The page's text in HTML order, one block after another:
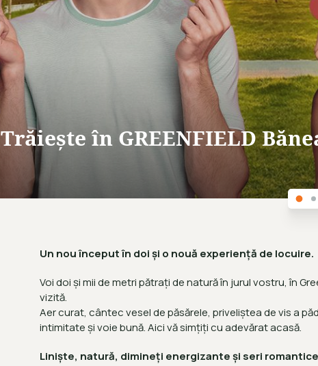
Trăiește în GREENFIELD
Un nou început în doi și o nouă experiență de locuire.
Voi doi și mii de metri pătrați de natură în jurul vostru, în
vizită.
Aer curat, cântec vesel de păsărele, priveliștea de vis a
intimitate și voie bună. Aici vă simțiți cu adevărat acasă.
Liniște, natură, dimineți energizante și seri